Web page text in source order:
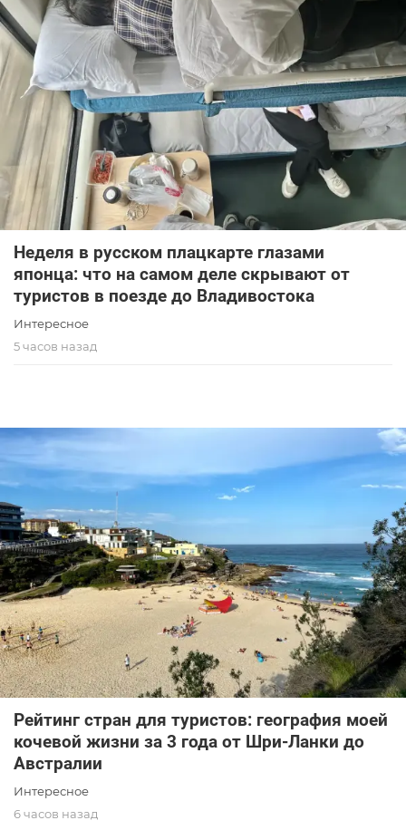
Неделя в русском плацкарте глазами
японца: что на самом деле скрывают от
туристов в поезде до Владивостока
Интересное
5 часов назад
Рейтинг стран для туристов: география моей
кочевой жизни за 3 года от Шри-Ланки до
Австралии
Интересное
6 часов назад